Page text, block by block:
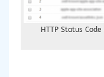
HTTP Status